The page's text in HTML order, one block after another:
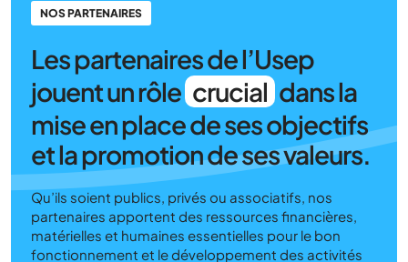
NOS PARTENAIRES
Les partenaires de l’Usep
jouent un rôle crucial dans la
mise en place de ses objectifs
et la promotion de ses valeurs.
Qu’ils soient publics, privés ou associatifs, nos
partenaires apportent des ressources financières,
matérielles et humaines essentielles pour le bon
fonctionnement et le développement des activités